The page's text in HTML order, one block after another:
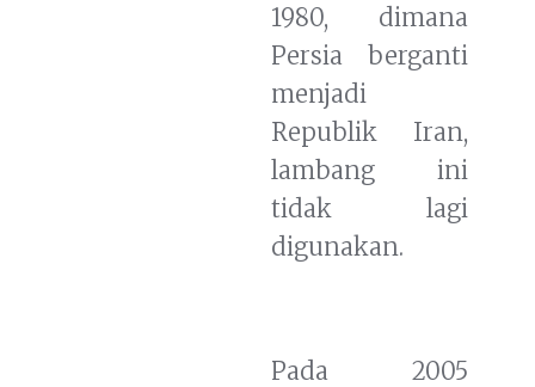
1980, dimana
Persia berganti
menjadi
Republik Iran,
lambang ini
tidak lagi
digunakan.
Pada 2005